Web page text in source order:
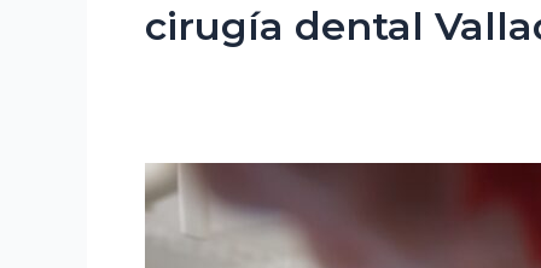
cirugía dental
Cirugía
bucal
profesional